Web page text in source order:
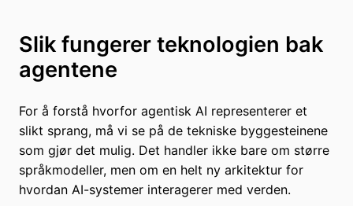
Slik fungerer teknologien bak
agentene
For å forstå hvorfor agentisk AI representerer et
slikt sprang, må vi se på de tekniske byggesteinene
som gjør det mulig. Det handler ikke bare om større
språkmodeller, men om en helt ny arkitektur for
hvordan AI-systemer interagerer med verden.